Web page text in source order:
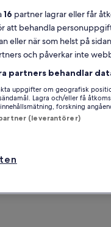
Kupong på
mobilen
på denna halvdags
Utforska lokala kvarter
där du provar dim sum,
och en nybakad
din Guide berättelser om
i liten grupp erbjuder
16 partner lagrar eller får
att behandla
eller när som helst på
och påverkar inte
partners behandlar
uppgifter om geografisk
Lagra och/eller få
forskning
(leverantörer)